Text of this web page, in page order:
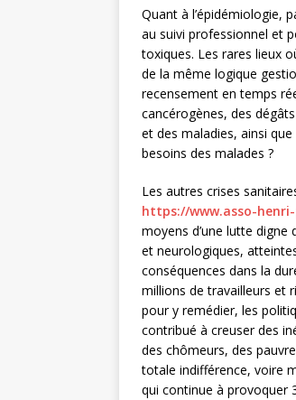
Quant à l’épidémiologie,
au suivi professionnel et
toxiques. Les rares lieux
de la même logique
recensement en temps
cancérogènes, des
et des maladies, ainsi
besoins des malades ?
Les autres crises
https://www.asso-
moyens d’une lutte
et neurologiques,
conséquences dans la
millions de travailleurs et
pour y remédier, les
contribué à creuser des
des chômeurs, des
totale indifférence, voire
qui continue à provoquer